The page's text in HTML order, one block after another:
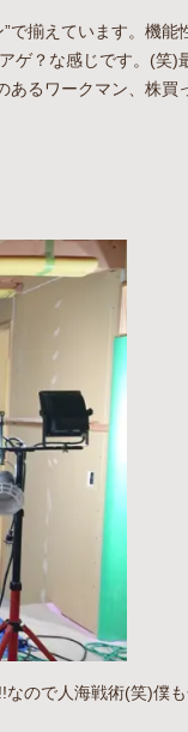
で揃えています。機能
ゲ？な感じです。(笑)
あるワークマン、株買
ので人海戦術(笑)僕